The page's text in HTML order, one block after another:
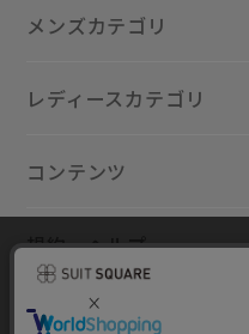
メンズカテゴリ
レディースカテゴリ
コンテンツ
規約・ヘルプ
当サイトでは利用体験の向上お
ックの分析を目的としてCookie